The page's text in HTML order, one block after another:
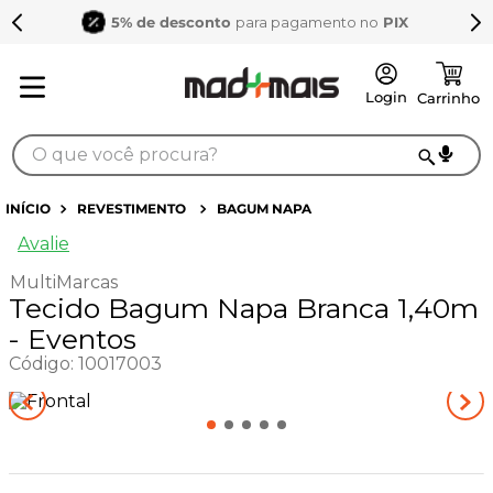
5% de desconto para pagamento no PIX
O que você procura?
REVESTIMENTO BAGUM NAPA
Avalie
MultiMarcas
Tecido Bagum Napa Branca 1,40m
- Eventos
Código: 10017003
TERMOS MAIS BUSCADOS
1º
2º
compensados
3º
compensado naval
4º
mdf 15mm
5º
napa
7º
bagum